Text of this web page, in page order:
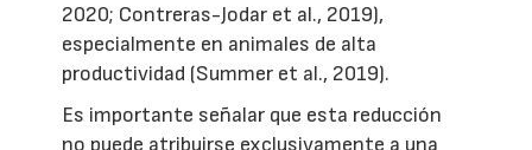
2020; Contreras-Jodar et al., 2019),
especialmente en animales de alta
productividad (Summer et al., 2019).
Es importante señalar que esta reducción
no puede atribuirse exclusivamente a una